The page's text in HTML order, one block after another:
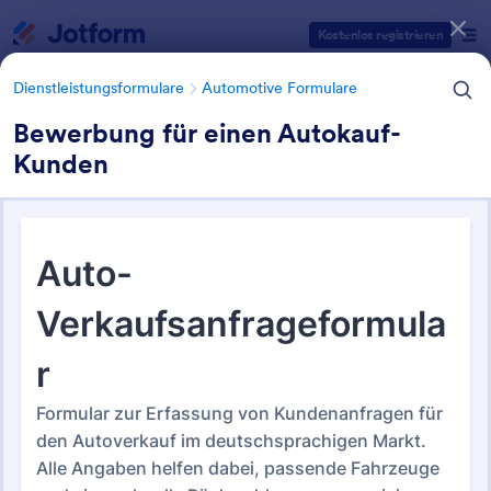
Kostenlos registrieren
Dienstleistungsformulare Automotive Formulare
Bewerbung für einen Autokauf-
Kunden
Automotive Formulare
61 Vorlagen
Formularvorlagen Kategorien